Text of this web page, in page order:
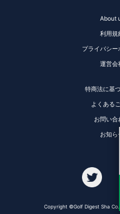
About
利用規
プライバシー
運営会
特商法に基
よくある
お問い合
お知らせ
Copyright ©Golf Digest Sha